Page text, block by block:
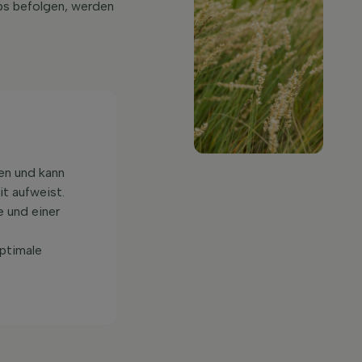
befolgen, werden
und kann
aufweist.
und einer